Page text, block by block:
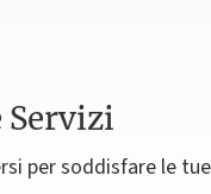
Servizi
per soddisfare le